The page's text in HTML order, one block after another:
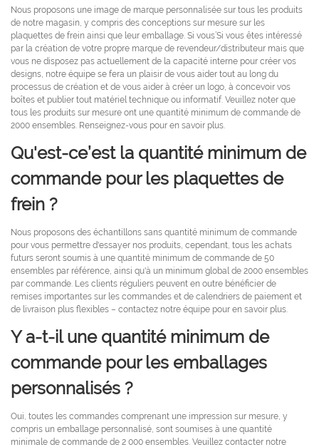
Nous proposons une image de marque personnalisée sur tous les produits
de notre magasin, y compris des conceptions sur mesure sur les
plaquettes de frein ainsi que leur emballage. Si vous’Si vous êtes intéressé
par la création de votre propre marque de revendeur/distributeur mais que
vous ne disposez pas actuellement de la capacité interne pour créer vos
designs, notre équipe se fera un plaisir de vous aider tout au long du
processus de création et de vous aider à créer un logo, à concevoir vos
boîtes et publier tout matériel technique ou informatif. Veuillez noter que
tous les produits sur mesure ont une quantité minimum de commande de
2000 ensembles. Renseignez-vous pour en savoir plus.
Qu'est-ce’est la quantité minimum de
commande pour les plaquettes de
frein ?
Nous proposons des échantillons sans quantité minimum de commande
pour vous permettre d'essayer nos produits, cependant, tous les achats
futurs seront soumis à une quantité minimum de commande de 50
ensembles par référence, ainsi qu'à un minimum global de 2000 ensembles
par commande. Les clients réguliers peuvent en outre bénéficier de
remises importantes sur les commandes et de calendriers de paiement et
de livraison plus flexibles – contactez notre équipe pour en savoir plus.
Y a-t-il une quantité minimum de
commande pour les emballages
personnalisés ?
Oui, toutes les commandes comprenant une impression sur mesure, y
compris un emballage personnalisé, sont soumises à une quantité
minimale de commande de 2 000 ensembles. Veuillez contacter notre